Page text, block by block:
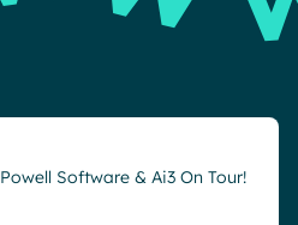
Powell Software & Ai3 On Tour!